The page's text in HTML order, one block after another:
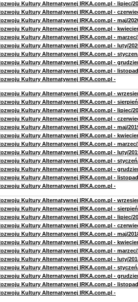
Kultury Alternatywnej IRKA.com.pl - lipiec/
Kultury Alternatywnej IRKA.com.pl -
Kultury Alternatywnej IRKA.com.pl - maj/
Kultury Alternatywnej IRKA.com.pl -
Kultury Alternatywnej IRKA.com.pl - marzec/
Kultury Alternatywnej IRKA.com.pl - luty/
Kultury Alternatywnej IRKA.com.pl -
Kultury Alternatywnej IRKA.com.pl -
Kultury Alternatywnej IRKA.com.pl -
Kultury Alternatywnej IRKA.com.pl -
Kultury Alternatywnej IRKA.com.pl -
Kultury Alternatywnej IRKA.com.pl -
Kultury Alternatywnej IRKA.com.pl - lipiec/
Kultury Alternatywnej IRKA.com.pl -
Kultury Alternatywnej IRKA.com.pl - maj/
Kultury Alternatywnej IRKA.com.pl -
Kultury Alternatywnej IRKA.com.pl - marzec/
Kultury Alternatywnej IRKA.com.pl - luty/
Kultury Alternatywnej IRKA.com.pl -
Kultury Alternatywnej IRKA.com.pl -
Kultury Alternatywnej IRKA.com.pl -
Kultury Alternatywnej IRKA.com.pl -
Kultury Alternatywnej IRKA.com.pl -
Kultury Alternatywnej IRKA.com.pl -
Kultury Alternatywnej IRKA.com.pl - lipiec/
Kultury Alternatywnej IRKA.com.pl -
Kultury Alternatywnej IRKA.com.pl - maj/
Kultury Alternatywnej IRKA.com.pl -
Kultury Alternatywnej IRKA.com.pl - marzec/
Kultury Alternatywnej IRKA.com.pl - luty/
Kultury Alternatywnej IRKA.com.pl -
Kultury Alternatywnej IRKA.com.pl -
Kultury Alternatywnej IRKA.com.pl -
Kultury Alternatywnej IRKA.com.pl -